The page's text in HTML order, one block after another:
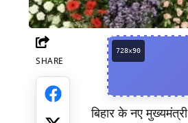
SHARE
Facebook
बिहार के नए